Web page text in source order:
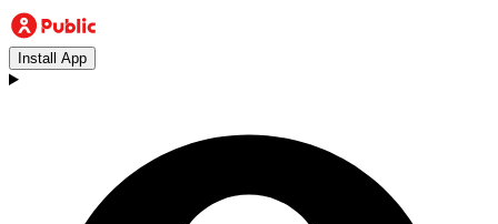
Install App